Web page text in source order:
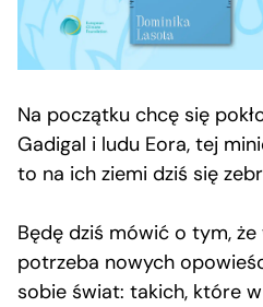
Na początku chcę się
Gadigal i ludu Eora, tej
to na ich ziemi dziś się
Będę dziś mówić o tym,
potrzeba nowych
sobie świat: takich, które